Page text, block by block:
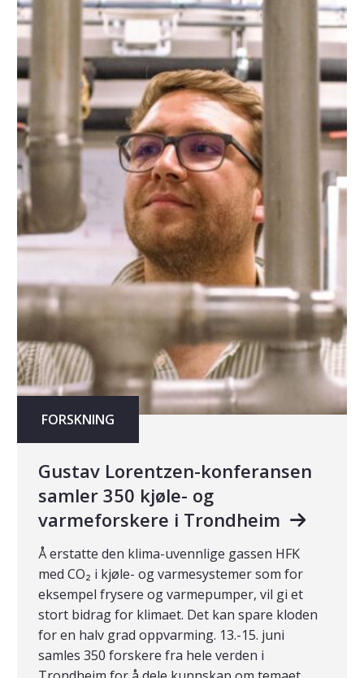
FORSKNING
Gustav Lorentzen-konferansen
samler 350 kjøle- og
varmeforskere i Trondheim
Å erstatte den klima-uvennlige gassen HFK
med CO₂ i kjøle- og varmesystemer som for
eksempel frysere og varmepumper, vil gi et
stort bidrag for klimaet. Det kan spare kloden
for en halv grad oppvarming. 13.-15. juni
samles 350 forskere fra hele verden i